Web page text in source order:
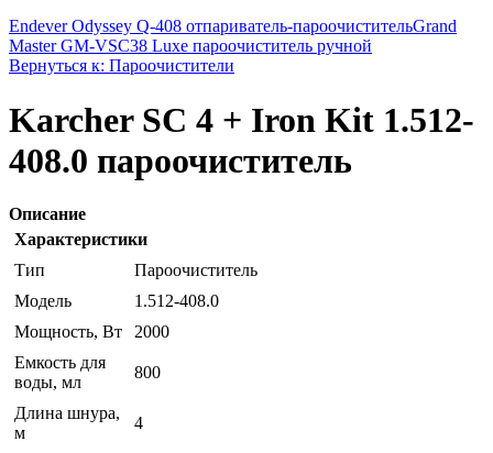
Endever Odyssey Q-408 отпариватель-пароочистительGrand
Master GM-VSC38 Luxe пароочиститель ручной
Вернуться к: Пароочистители
Karcher SC 4 + Iron Kit 1.512-
408.0 пароочиститель
Описание
Характеристики
Тип
Пароочиститель
Модель
1.512-408.0
Мощность, Вт
2000
Емкость для
воды, мл
800
Длина шнура,
м
4